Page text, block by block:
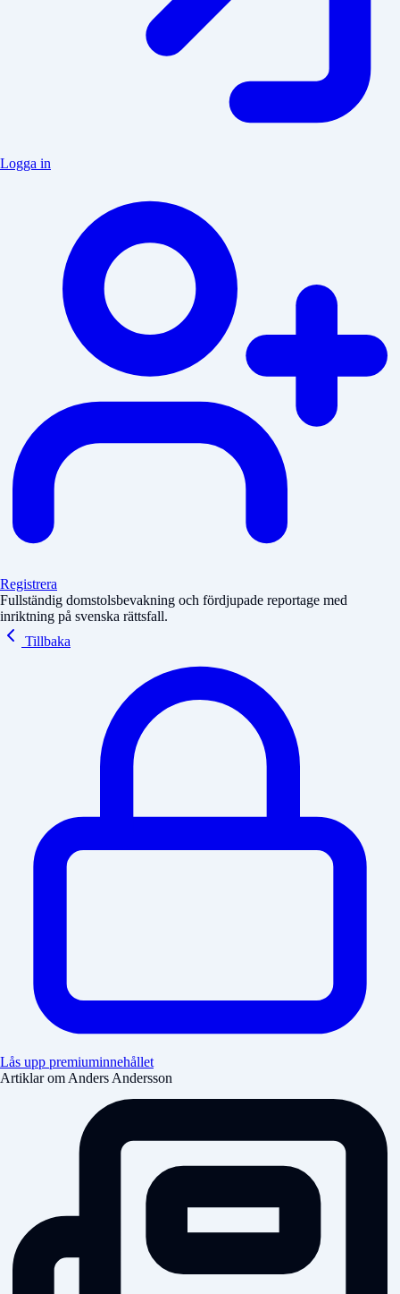
Logga in
Registrera
Fullständig domstolsbevakning och fördjupade reportage med
inriktning på svenska rättsfall.
Tillbaka
Lås upp premiuminnehållet
Artiklar om Anders Andersson